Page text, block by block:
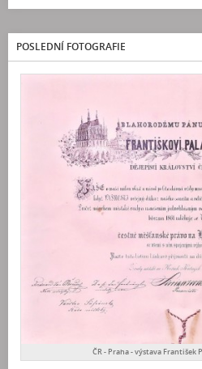
POSLEDNÍ FOTOGRAFIE
ČR - Praha - výstava František